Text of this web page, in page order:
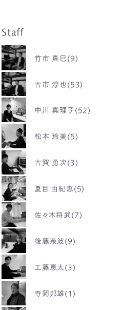
Staff
竹市 真巳(9)
古市 淳也(53)
中川 真理子(52)
松本 玲美(5)
古賀 勇次(3)
夏目 由紀恵(5)
佐々木将武(7)
後藤奈波(9)
工藤恵太(3)
寺岡邦雄(1)